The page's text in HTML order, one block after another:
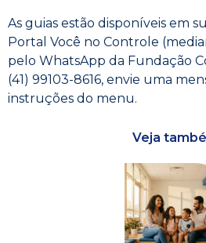
As guias estão disponíveis em
Portal Você no Controle
pelo WhatsApp da Fundação
(41) 99103-8616, envie uma
instruções do menu.
Veja